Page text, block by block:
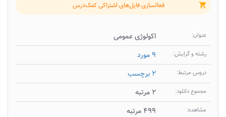
shopping_cart فعالسازی فایل‌های اشتراکی کمک‌درس
عنوان: اکولوژی عمومی
رشته و گرایش: ۹ مورد
دروس مرتبط: ۲ برچسب
مجموع دانلود: ۲ مرتبه
مشاهده: ۴۹۹ مرتبه